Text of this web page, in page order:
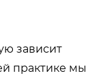
зависит
практике мы